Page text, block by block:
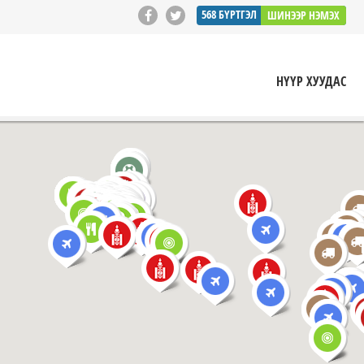
568БҮРТГЭЛ ШИНЭЭР НЭМЭХ
НҮҮР ХУУДАС